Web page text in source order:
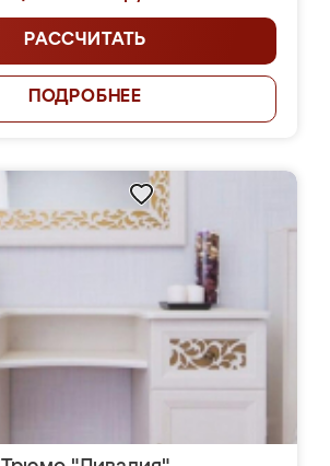
РАССЧИТАТЬ
ПОДРОБНЕЕ